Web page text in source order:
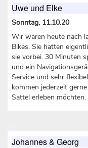
Uwe und Elke
Sonntag, 11.10.20
Wir waren heute nach
Bikes. Sie hatten
sie vorbei. 30 Minuten
und ein
Service und sehr
kommen jederzeit
Sattel erleben
Johannes & Georg